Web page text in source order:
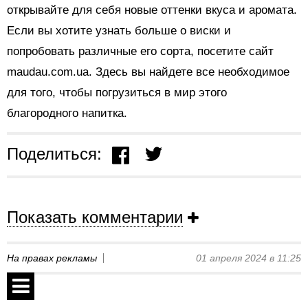
открывайте для себя новые оттенки вкуса и аромата.
Если вы хотите узнать больше о виски и
попробовать различные его сорта, посетите сайт
maudau.com.ua. Здесь вы найдете все необходимое
для того, чтобы погрузиться в мир этого
благородного напитка.
Поделиться:
Показать комментарии
На правах рекламы 01 апреля 2024 в 11:25